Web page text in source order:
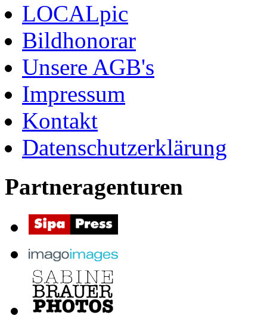
LOCALpic
Bildhonorar
Unsere AGB's
Impressum
Kontakt
Datenschutzerklärung
Partneragenturen